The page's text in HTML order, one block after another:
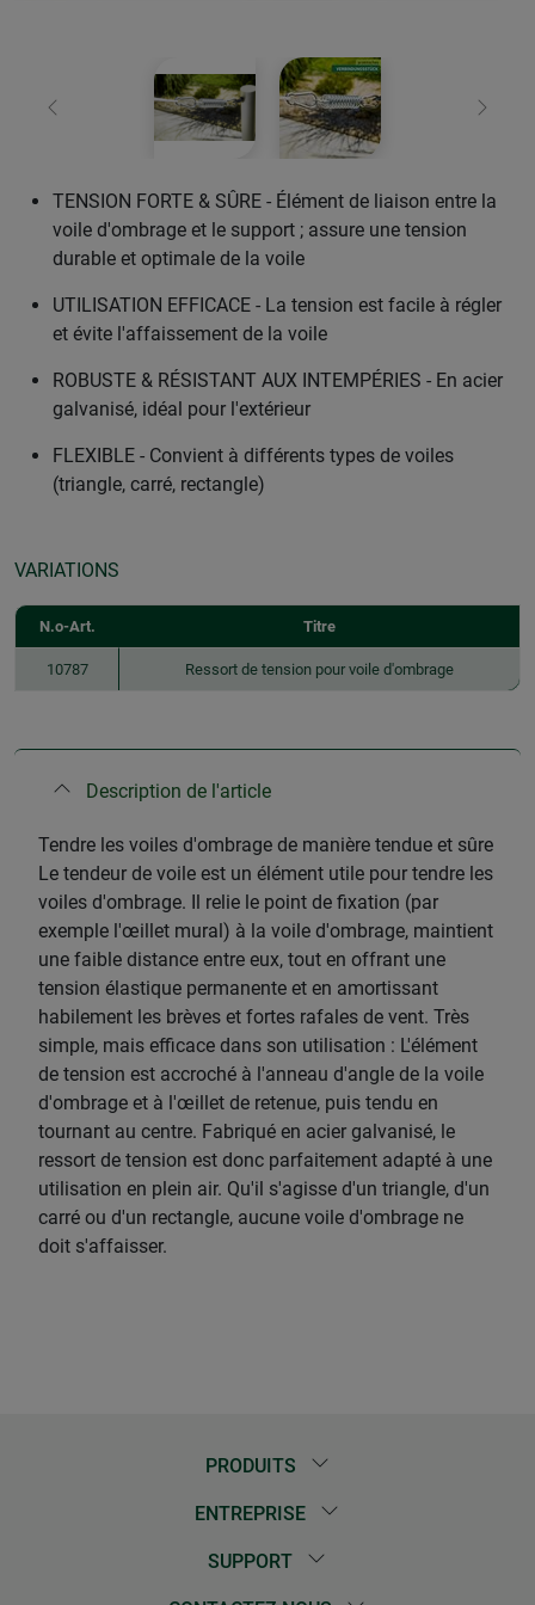
retour
TENSION FORTE & SÛRE - Élément de liaison entre la
voile d'ombrage et le support ; assure une tension
durable et optimale de la voile
UTILISATION EFFICACE - La tension est facile à régler
et évite l'affaissement de la voile
ROBUSTE & RÉSISTANT AUX INTEMPÉRIES - En acier
galvanisé, idéal pour l'extérieur
FLEXIBLE - Convient à différents types de voiles
(triangle, carré, rectangle)
VARIATIONS
N.o-Art. Titre
10787 Ressort de tension pour voile d'ombrage
Description de l'article
Tendre les voiles d'ombrage de manière tendue et sûre
Le tendeur de voile est un élément utile pour tendre les
voiles d'ombrage. Il relie le point de fixation (par
exemple l'œillet mural) à la voile d'ombrage, maintient
une faible distance entre eux, tout en offrant une
tension élastique permanente et en amortissant
habilement les brèves et fortes rafales de vent. Très
simple, mais efficace dans son utilisation : L'élément
de tension est accroché à l'anneau d'angle de la voile
d'ombrage et à l'œillet de retenue, puis tendu en
tournant au centre. Fabriqué en acier galvanisé, le
ressort de tension est donc parfaitement adapté à une
utilisation en plein air. Qu'il s'agisse d'un triangle, d'un
carré ou d'un rectangle, aucune voile d'ombrage ne
doit s'affaisser.
PRODUITS
ENTREPRISE
SUPPORT